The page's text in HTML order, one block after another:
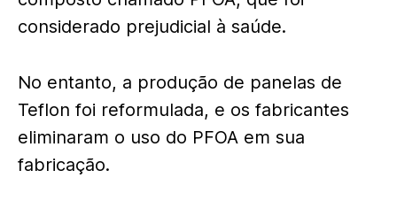
considerado prejudicial à saúde.
No entanto, a produção de panelas de
Teflon foi reformulada, e os fabricantes
eliminaram o uso do PFOA em sua
fabricação.